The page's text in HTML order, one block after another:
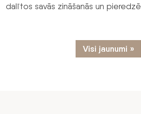
dalītos savās zināšanās un pieredzē.
Visi jaunumi »